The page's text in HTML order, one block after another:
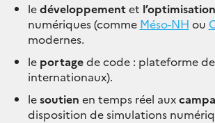
ledéveloppementet l’optimisation
numériques (comme Méso-NH ou
modernes.
le portagede code : plateforme de
internationaux).
lesoutien en temps réel aux
disposition de simulations